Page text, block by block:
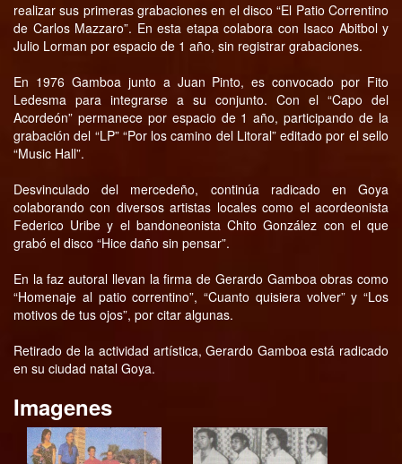
realizar sus primeras grabaciones en el disco “El Patio Correntino
de Carlos Mazzaro”. En esta etapa colabora con Isaco Abitbol y
Julio Lorman por espacio de 1 año, sin registrar grabaciones.
En 1976 Gamboa junto a Juan Pinto, es convocado por Fito
Ledesma para integrarse a su conjunto. Con el “Capo del
Acordeón” permanece por espacio de 1 año, participando de la
grabación del “LP” “Por los camino del Litoral” editado por el sello
“Music Hall”.
Desvinculado del mercedeño, continúa radicado en Goya
colaborando con diversos artistas locales como el acordeonista
Federico Uribe y el bandoneonista Chito González con el que
grabó el disco “Hice daño sin pensar”.
En la faz autoral llevan la firma de Gerardo Gamboa obras como
“Homenaje al patio correntino”, “Cuanto quisiera volver” y “Los
motivos de tus ojos”, por citar algunas.
Retirado de la actividad artística, Gerardo Gamboa está radicado
en su ciudad natal Goya.
Imagenes